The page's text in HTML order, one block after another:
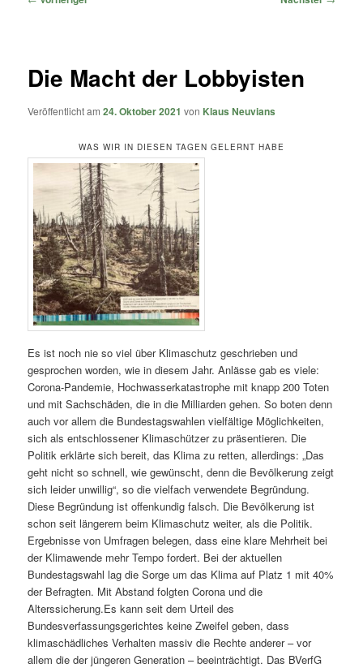
Die Macht der Lobbyisten
Veröffentlicht am24. Oktober 2021 von Klaus Neuvians
WAS WIR IN DIESEN TAGEN GELERNT HABE
Es ist noch nie so viel über Klimaschutz geschrieben und
gesprochen worden, wie in diesem Jahr. Anlässe gab es viele:
Corona-Pandemie, Hochwasserkatastrophe mit knapp 200 Toten
und mit Sachschäden, die in die Milliarden gehen. So boten denn
auch vor allem die Bundestagswahlen vielfältige Möglichkeiten,
sich als entschlossener Klimaschützer zu präsentieren. Die
Politik erklärte sich bereit, das Klima zu retten, allerdings: „Das
geht nicht so schnell, wie gewünscht, denn die Bevölkerung zeigt
sich leider unwillig“, so die vielfach verwendete Begründung.
Diese Begründung ist offenkundig falsch. Die Bevölkerung ist
schon seit längerem beim Klimaschutz weiter, als die Politik.
Ergebnisse von Umfragen belegen, dass eine klare Mehrheit bei
der Klimawende mehr Tempo fordert. Bei der aktuellen
Bundestagswahl lag die Sorge um das Klima auf Platz 1 mit 40%
der Befragten. Mit Abstand folgten Corona und die
Alterssicherung.Es kann seit dem Urteil des
Bundesverfassungsgerichtes keine Zweifel geben, dass
klimaschädliches Verhalten massiv die Rechte anderer – vor
allem die der jüngeren Generation – beeinträchtigt. Das BVerfG